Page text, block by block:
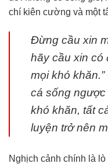
chí kiên cường và một
Đừng cầu xin
hãy cầu xin có
mọi khó
cá sống
khó khăn, tất
luyện trở nên
Nghịch cảnh chính là